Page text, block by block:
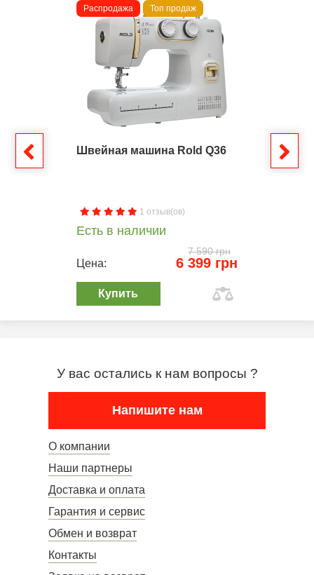
Распродажа Топ продаж
Швейная машина Rold Q36
1 отзыв(ов)
Есть в наличии
7 590 грн
Цена: 6 399 грн
Купить
У вас остались к нам вопросы ?
Напишите нам
О компании
Наши партнеры
Доставка и оплата
Гарантия и сервис
Обмен и возврат
Контакты